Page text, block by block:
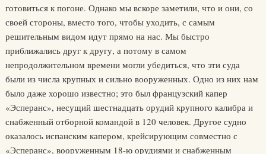
готовиться к погоне. Однако мы вскоре заметили, что и они, со
своей стороны, вместо того, чтобы уходить, с самым
решительным видом идут прямо на нас. Мы быстро
приближались друг к другу, а потому в самом
непродолжительном времени могли убедиться, что эти суда
были из числа крупных и сильно вооруженных. Одно из них нам
было даже хорошо известно; это был французский капер
«Эсперанс», несущий шестнадцать орудий крупного калибра и
снабженный отборной командой в 120 человек. Другое судно
оказалось испанским капером, крейсирующим совместно с
«Эсперанс», вооруженным 18-ю орудиями и снабженным